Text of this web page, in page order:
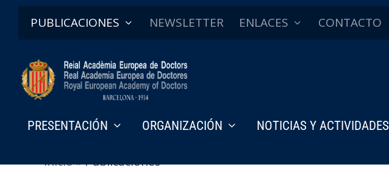
PUBLICACIONES NEWSLETTER ENLACES CONTACTO
PRESENTACIÓN ORGANIZACIÓN NOTICIAS Y ACTIVIDADES
Inicio»Publicaciones